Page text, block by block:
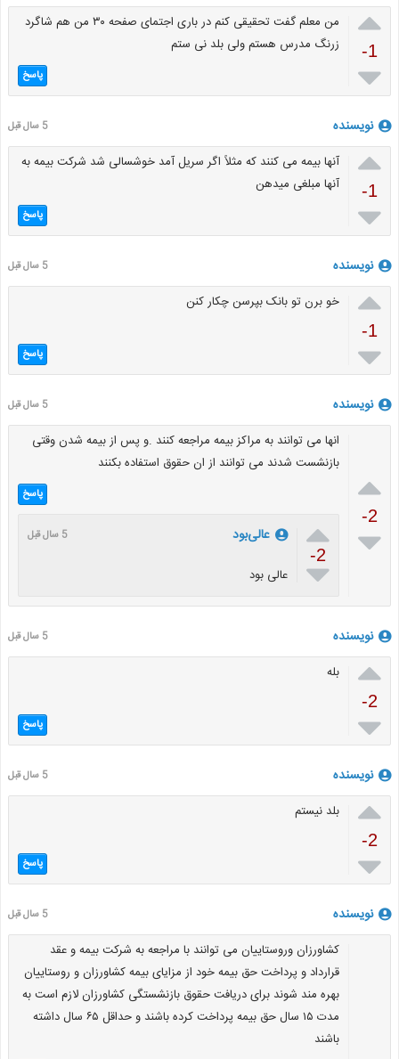

-1

من معلم گفت تحقیقی کنم در باری اجتمای صفحه ۳۰ من هم شاگرد
زرنگ مدرس هستم ولی بلد نی ستم
پاسخ
نویسنده 5 سال قبل

-1

آنها بیمه می کنند که مثلاً اگر سریل آمد خوشسالی شد شرکت بیمه به
آنها مبلغی میدهن
پاسخ
نویسنده 5 سال قبل

-1

خو برن تو بانک بپرسن چکار کنن
پاسخ
نویسنده 5 سال قبل

-2

انها می توانند به مراکز بیمه مراجعه کنند .و پس از بیمه شدن وقتی
بازنشست شدند می توانند از ان حقوق استفاده بکنند
پاسخ

-2

عالی‌بود 5 سال قبل
عالی بود
نویسنده 5 سال قبل

-2

بله
پاسخ
نویسنده 5 سال قبل

-2

بلد نیستم
پاسخ
نویسنده 5 سال قبل
کشاورزان وروستاییان می توانند با مراجعه به شرکت بیمه و عقد
قرارداد و پرداخت حق بیمه خود از مزایای بیمه کشاورزان و روستاییان
بهره مند شوند برای دریافت حقوق بازنشستگی کشاورزان لازم است به
مدت ۱۵ سال حق بیمه پرداخت کرده باشند و حداقل ۶۵ سال داشته
باشند